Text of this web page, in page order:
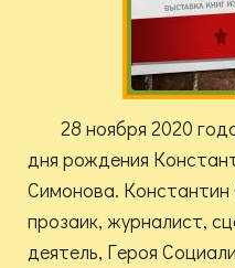
28 ноября 2020
дня рождения
Симонова.
прозаик, журналист,
деятель, Героя